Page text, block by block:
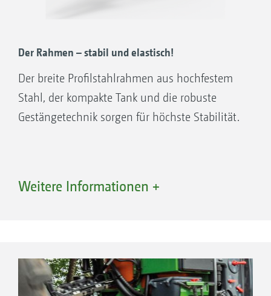
Der Rahmen – stabil und elastisch!
Der breite Profilstahlrahmen aus hochfestem
Stahl, der kompakte Tank und die robuste
Gestängetechnik sorgen für höchste Stabilität.
Weitere Informationen +